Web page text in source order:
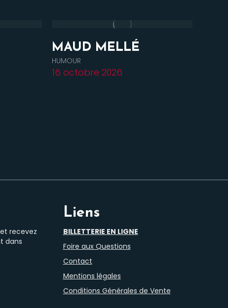
MAUD MELLÉ
HUMOUR
16 octobre 2026
recevez
dans
Liens
BILLETTERIE EN LIGNE
Foire aux Questions
Contact
Mentions légales
Conditions Générales de Vente